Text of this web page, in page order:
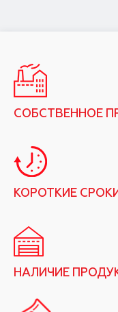
СОБСТВЕННОЕ
КОРОТКИЕ
НАЛИЧИЕ